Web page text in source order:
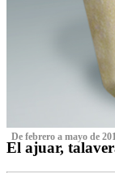
De febrero a mayo de
El ajuar,